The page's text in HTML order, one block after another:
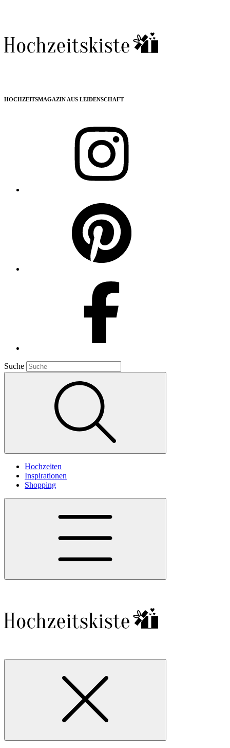
HOCHZEITSMAGAZIN AUS LEIDENSCHAFT
Suche
Hochzeiten
Inspirationen
Shopping